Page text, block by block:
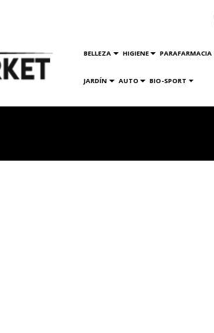
BELLEZA HIGIENE PARAFARMACIA
JARDÍN AUTO BIO-SPORT